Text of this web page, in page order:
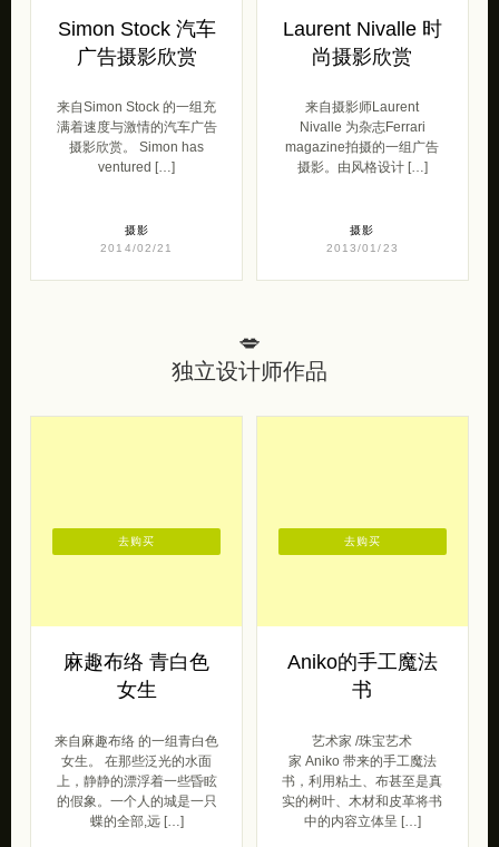
Simon Stock 汽车
广告摄影欣赏
来自Simon Stock 的一组充
满着速度与激情的汽车广告
摄影欣赏。 Simon has
ventured […]
摄影
2014/02/21
Laurent Nivalle 时
尚摄影欣赏
来自摄影师Laurent
Nivalle 为杂志Ferrari
magazine拍摄的一组广告
摄影。由风格设计 […]
摄影
2013/01/23
💋
独立设计师作品
麻趣布络 青白色
女生
来自麻趣布络 的一组青白色
女生。 在那些泛光的水面
上，静静的漂浮着一些昏眩
的假象。一个人的城是一只
蝶的全部,远 […]
去购买
Aniko的手工魔法
书
艺术家 /珠宝艺术
家 Aniko 带来的手工魔法
书，利用粘土、布甚至是真
实的树叶、木材和皮革将书
中的内容立体呈 […]
去购买